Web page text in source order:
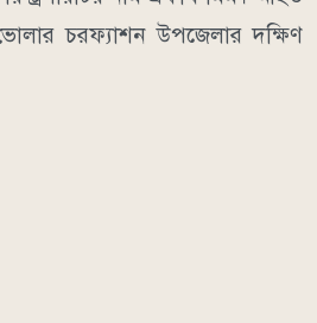
চরফ্যাশন উপজেলার দক্ষিণ